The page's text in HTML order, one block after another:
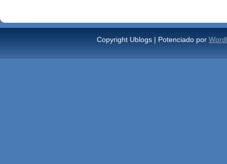
Copyright Ublogs | Potenciado por